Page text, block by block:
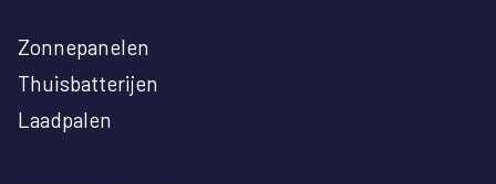
Zonnepanelen
Thuisbatterijen
Laadpalen